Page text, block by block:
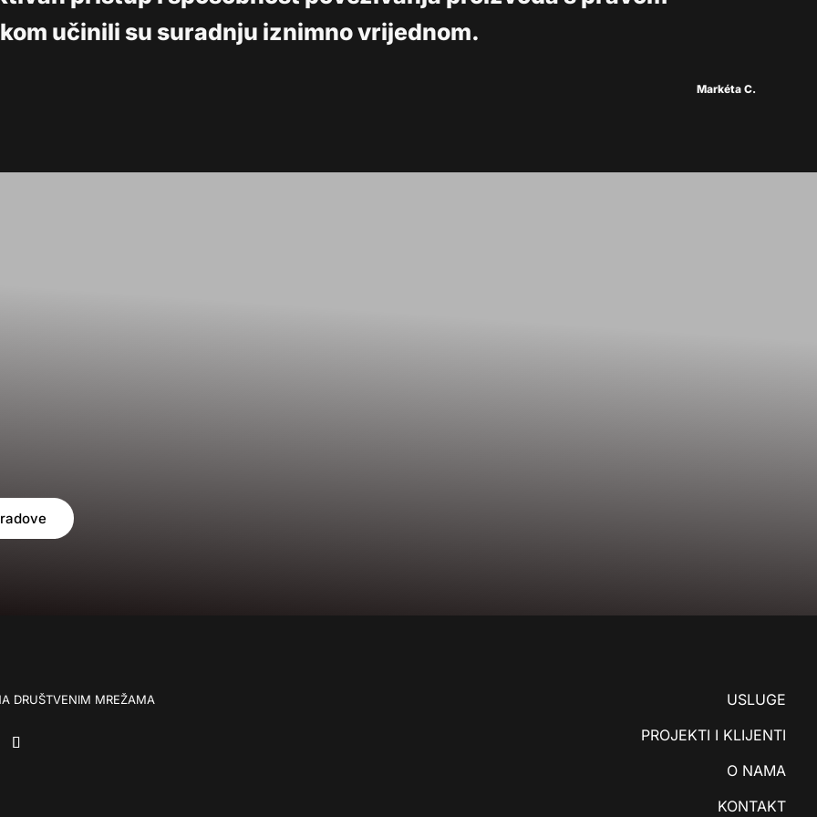
učinili su suradnju iznimno vrijednom.
Markéta C.
DRUŠTVENIM MREŽAMA
USLUGE
PROJEKTI I KLIJENTI
O NAMA
KONTAKT